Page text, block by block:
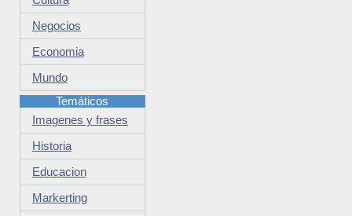
Negocios
Economia
Mundo
Temáticos
Imagenes y frases
Historia
Educacion
Markerting